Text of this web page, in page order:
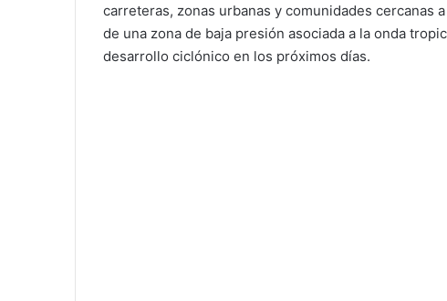
carreteras, zonas urbanas y comunidades cercanas
de una zona de baja presión asociada a la onda
desarrollo ciclónico en los próximos días.